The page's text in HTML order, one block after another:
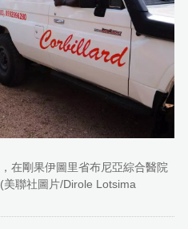
在剛果伊圖里省布尼亞綜合醫院
聯社圖片/Dirole Lotsima